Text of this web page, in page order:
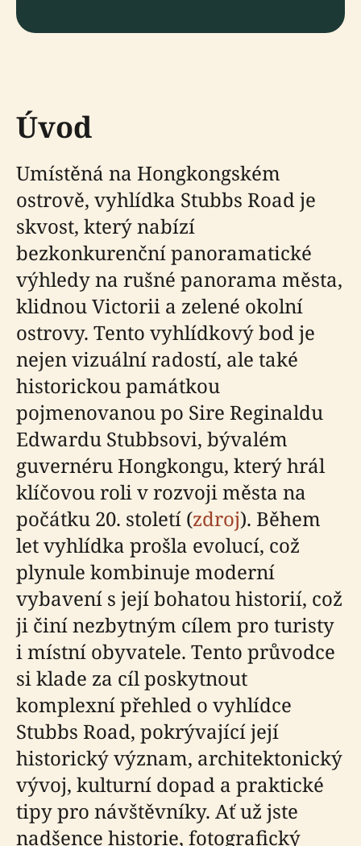
Úvod
Umístěná na Hongkongském
ostrově, vyhlídka Stubbs Road je
skvost, který nabízí
bezkonkurenční panoramatické
výhledy na rušné panorama města,
klidnou Victorii a zelené okolní
ostrovy. Tento vyhlídkový bod je
nejen vizuální radostí, ale také
historickou památkou
pojmenovanou po Sire Reginaldu
Edwardu Stubbsovi, bývalém
guvernéru Hongkongu, který hrál
klíčovou roli v rozvoji města na
počátku 20. století (zdroj). Během
let vyhlídka prošla evolucí, což
plynule kombinuje moderní
vybavení s její bohatou historií, což
ji činí nezbytným cílem pro turisty
i místní obyvatele. Tento průvodce
si klade za cíl poskytnout
komplexní přehled o vyhlídce
Stubbs Road, pokrývající její
historický význam, architektonický
vývoj, kulturní dopad a praktické
tipy pro návštěvníky. Ať už jste
nadšence historie, fotografický